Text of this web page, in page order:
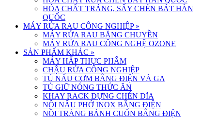
HÓA CHẤT TRÁNG, SẤY CHÉN BÁT HÀN
QUỐC
MÁY RỬA RAU CÔNG NGHIỆP »
MÁY RỬA RAU BĂNG CHUYỀN
MÁY RỬA RAU CÔNG NGHỆ OZONE
SẢN PHẨM KHÁC »
MÁY HẤP THỰC PHẨM
CHẬU RỬA CÔNG NGHIỆP
TỦ NẤU CƠM BẰNG ĐIỆN VÀ GA
TỦ GIỮ NÓNG THỨC ĂN
KHAY RACK ĐỰNG CHÉN DĨA
NỒI NẤU PHỞ INOX BẰNG ĐIỆN
NỒI TRÁNG BÁNH CUỐN BẰNG ĐIỆN